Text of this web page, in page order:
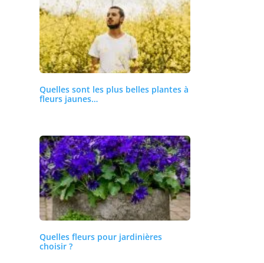
Quelles sont les plus belles plantes à
fleurs jaunes…
Quelles fleurs pour jardinières
choisir ?